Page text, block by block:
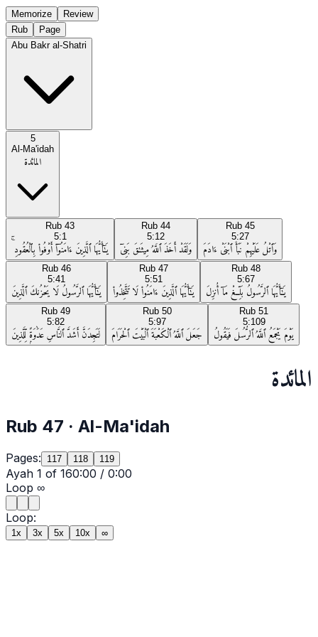
Memorize
Review
Rub
Page
Abu Bakr al-Shatri
5
Al-Ma'idah
المائدة
Rub 43
5:1
يَـٰٓأَيُّهَا ٱلَّذِينَ ءَامَنُوٓا۟ أَوْفُوا۟ بِٱلْعُقُودِ ۚ
Rub 44
5:12
وَلَقَدْ أَخَذَ ٱللَّهُ مِيثَـٰقَ بَنِىٓ
Rub 45
5:27
وَٱتْلُ عَلَيْهِمْ نَبَأَ ٱبْنَىْ ءَادَمَ
Rub 46
5:41
يَـٰٓأَيُّهَا ٱلرَّسُولُ لَا يَحْزُنكَ ٱلَّذِينَ
Rub 47
5:51
يَـٰٓأَيُّهَا ٱلَّذِينَ ءَامَنُوا۟ لَا تَتَّخِذُوا۟
Rub 48
5:67
يَـٰٓأَيُّهَا ٱلرَّسُولُ بَلِّغْ مَآ أُنزِلَ
Rub 49
5:82
لَتَجِدَنَّ أَشَدَّ ٱلنَّاسِ عَدَٰوَةًۭ لِّلَّذِينَ
Rub 50
5:97
جَعَلَ ٱللَّهُ ٱلْكَعْبَةَ ٱلْبَيْتَ ٱلْحَرَامَ
Rub 51
5:109
يَوْمَ يَجْمَعُ ٱللَّهُ ٱلرُّسُلَ فَيَقُولُ
المائدة
Rub 47 · Al-Ma'idah
Pages: 117 118 119
Ayah 1 of 160:00 / 0:00
Loop ∞
Loop:
1x 3x 5x 10x ∞